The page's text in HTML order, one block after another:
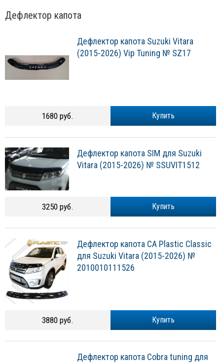
Дефлектор капота
Дефлектор капота Suzuki Vitara
(2015-2026) Vip Tuning № SZ17
Купить
1680 руб.
Дефлектор капота SIM для Suzuki
Vitara (2015-2026) № SSUVIT1512
Купить
3250 руб.
Дефлектор капота CA Plastic Classic
для Suzuki Vitara (2015-2026) №
2010010111526
Купить
3880 руб.
Дефлектор капота Cobra tuning для